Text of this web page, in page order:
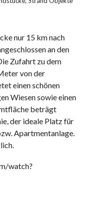
nur 15 km nach
an den
Zufahrt zu dem
von der
einen schönen
Wiesen sowie einen
beträgt
der ideale Platz für
Apartmentanlage.
watch?